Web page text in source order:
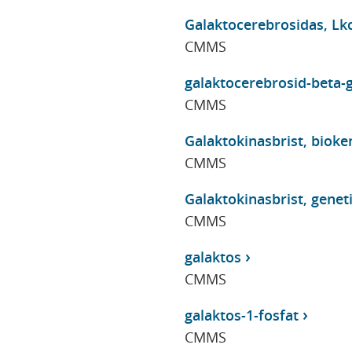
Galaktocerebrosidas,
CMMS
galaktocerebrosid-beta-
CMMS
Galaktokinasbrist,
CMMS
Galaktokinasbrist,
CMMS
galaktos
CMMS
galaktos-1-fosfat
CMMS